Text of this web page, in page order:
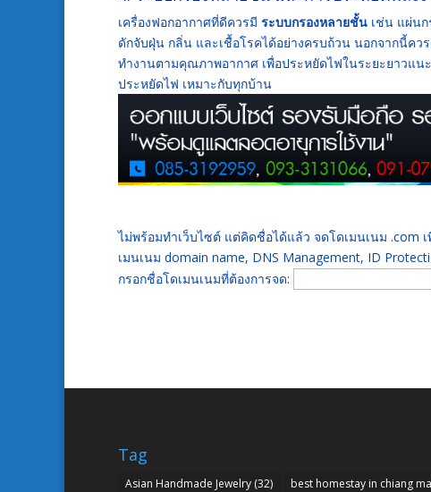
เครื่องฟอกอากาศที่ดีควรมี ระบบกรองหลายชั้น เช่น แผ่นก
ดักจับฝุ่น กลิ่น และเชื้อโรคได้อย่างครบถ้วน นอกจากนี้คว
ทำงานตามคุณภาพอากาศ เพื่อประหยัดไฟในระยะยาวแน
ประหยัดไฟ เหมาะกับทุกบ้าน
ไม่พร้อมทำเว็บไซต์ แต่คิดชื่อได้แล้ว จดโดเมนเนม .com
เมนเนม domain name, DNS Management, ID
กรอกชื่อโดเมนเนมที่ต้องการจด:
Tag
Asian Handmade Jewelry (32) best homestay in chiang